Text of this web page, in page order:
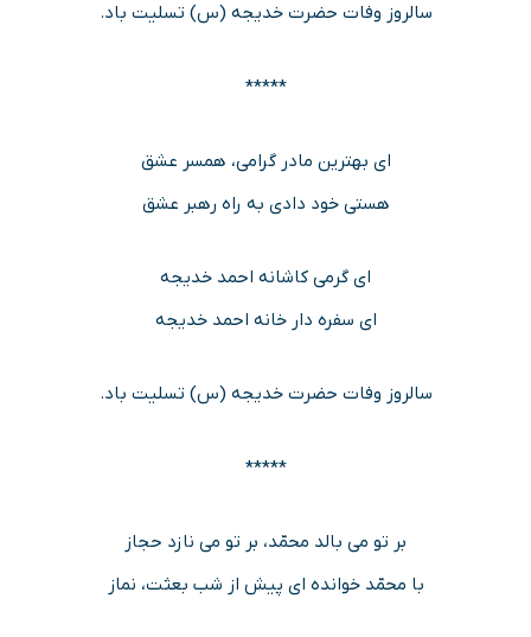
سالروز وفات حضرت خدیجه (س) تسلیت باد.
*****
ای بهترین مادر گرامی، همسر عشق
هستی خود دادی به راه رهبر عشق
ای گرمی کاشانه احمد خدیجه
ای سفره دار خانه احمد خدیجه
سالروز وفات حضرت خدیجه (س) تسلیت باد.
*****
بر تو می بالد محمّد، بر تو می نازد حجاز
با محمّد خوانده ای پیش از شب بعثت، نماز